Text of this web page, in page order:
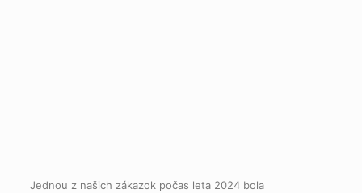
Jednou z našich zákazok počas leta 2024 bola